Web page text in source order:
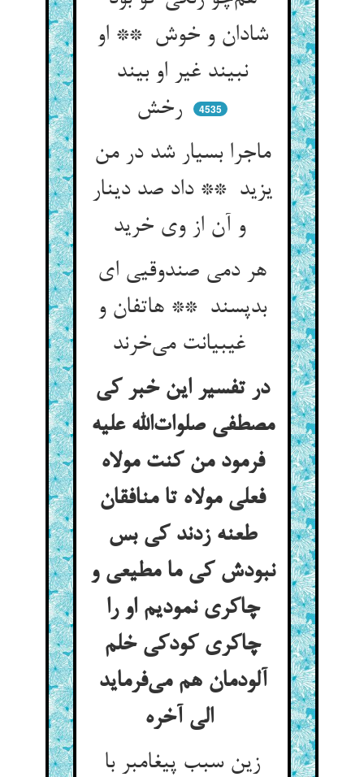
شادان و خوش ** او
نبیند غیر او بیند
4535
ماجرا بسیار شد در من
یزید ** داد صد دینار
و آن از وی خرید
هر دمی صندوقیی ای
بدپسند ** هاتفان و
در تفسیر این خبر کی
مصطفی صلوات‌الله علیه
فرمود من کنت مولاه
فعلی مولاه تا منافقان
طعنه زدند کی بس
نبودش کی ما مطیعی و
چاکری نمودیم او را
چاکری کودکی خلم
آلودمان هم می‌فرماید
الی آخره
زین سبب پیغامبر با